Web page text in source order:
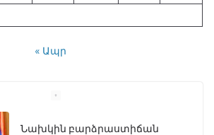
« Ապր
Նախկին բարձրաստիճան